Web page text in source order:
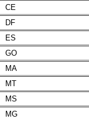
CE
DF
ES
GO
MA
MT
MS
MG